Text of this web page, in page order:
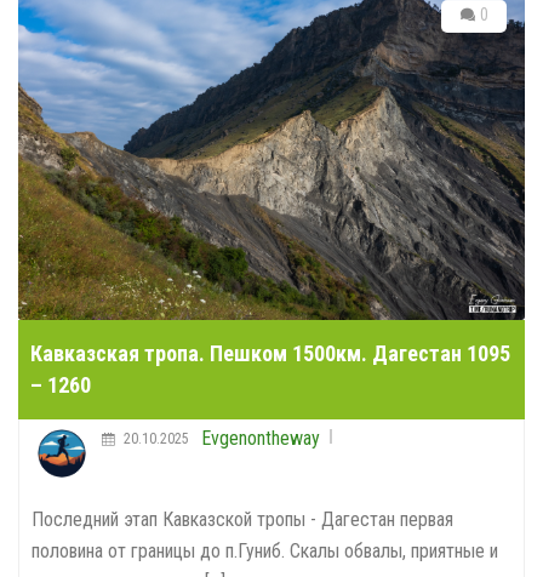
0
Кавказская тропа. Пешком 1500км. Дагестан 1095
– 1260
Evgenontheway
20.10.2025
Последний этап Кавказской тропы - Дагестан первая
половина от границы до п.Гуниб. Скалы обвалы, приятные и